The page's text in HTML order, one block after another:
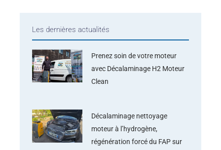
Les dernières actualités
Prenez soin de votre moteur
avec Décalaminage H2 Moteur
Clean
Décalaminage nettoyage
moteur à l’hydrogène,
régénération forcé du FAP sur